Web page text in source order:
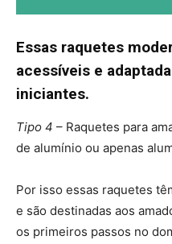
Essas raquetes
acessíveis e
iniciantes.
Tipo 4 – Raquetes para
de alumínio ou apenas
Por isso essas raquetes
e são destinadas aos
os primeiros passos no